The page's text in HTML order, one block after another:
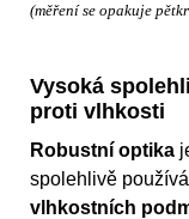
(měření se opakuje
Vysoká
proti vlhkosti
Robustní optika
spolehlivě
vlhkostních